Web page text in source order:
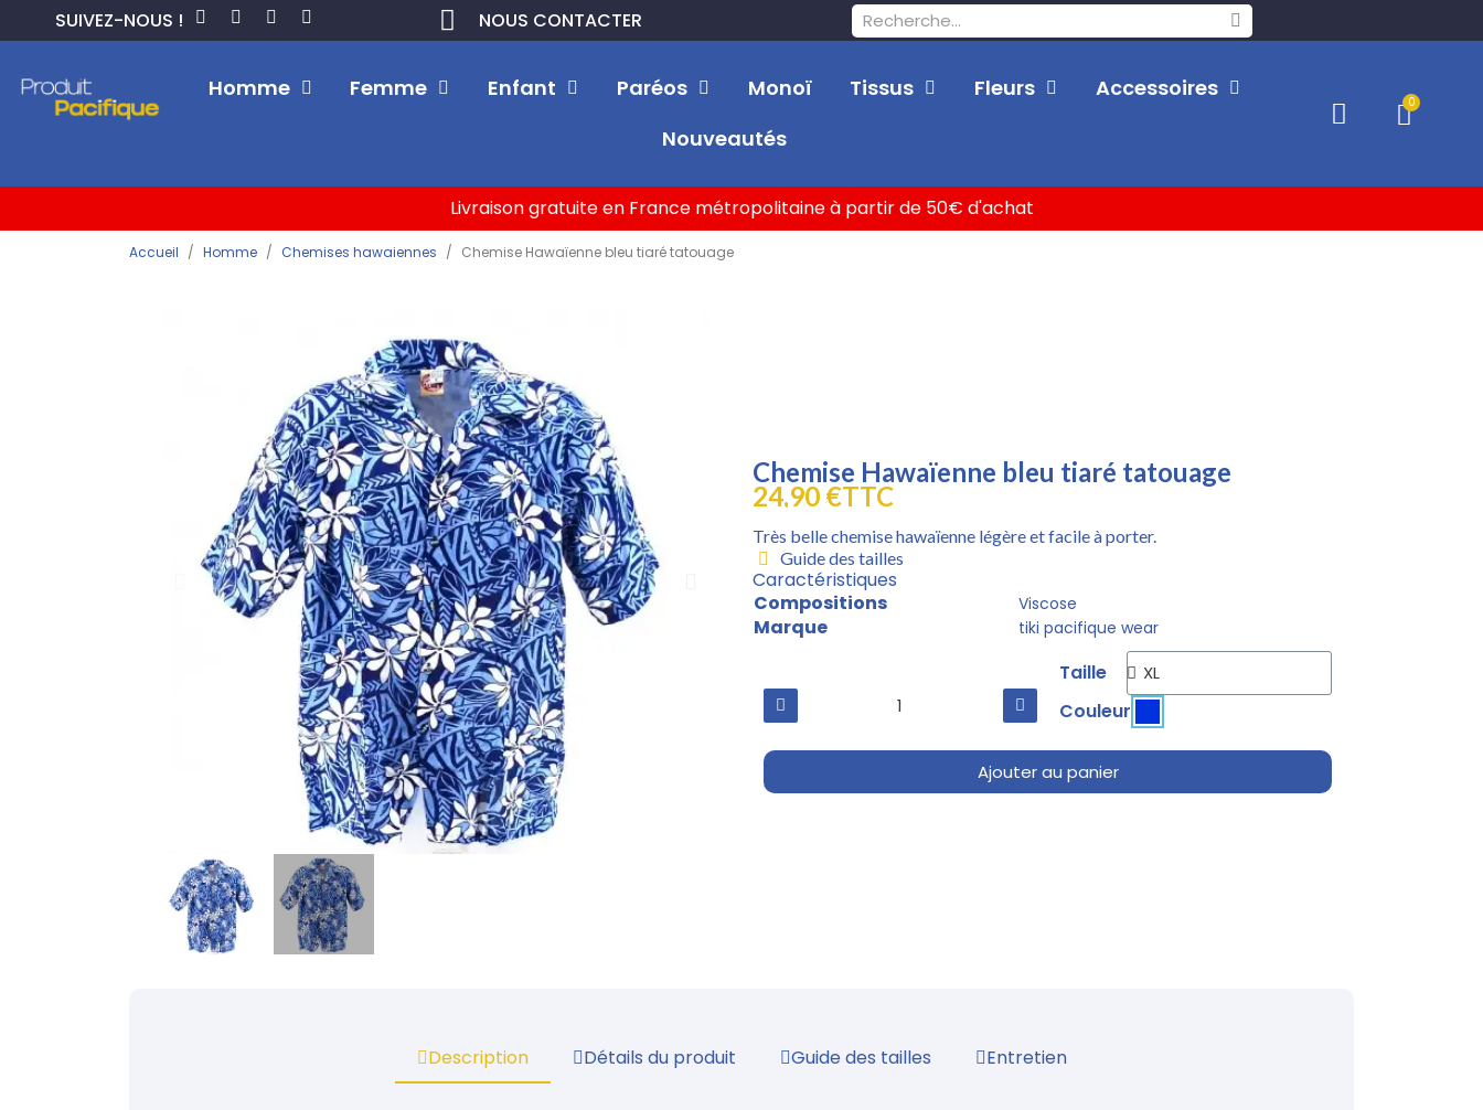
SUIVEZ-NOUS ! NOUS CONTACTER
Homme Femme Enfant Paréos Monoï Tissus Fleurs
Accessoires
Nouveautés
Livraison gratuite en France métropolitaine à partir de 50€ d'achat
Accueil Homme Chemises hawaiennes Chemise Hawaïenne bleu tiaré tatouage
Chemise Hawaïenne bleu tiaré tatouage
24,90 €TTC
Très belle chemise hawaïenne légère et facile à porter.
Guide des tailles
Caractéristiques
Compositions
Viscose
Marque tiki pacifique wear
Taille
Couleur
Ajouter au panier
Description Détails du produit Guide des tailles Entretien